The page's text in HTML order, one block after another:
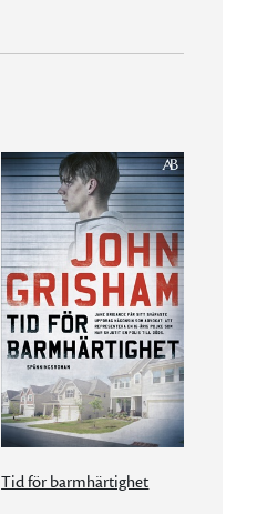
Tid för barmhärtighet